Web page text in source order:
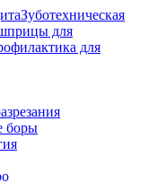
Зуботехническая
для
для
боры